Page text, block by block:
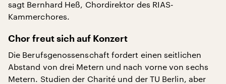
sagt Bernhard Heß, Chordirektor des RIAS-
Kammerchores.
Chor freut sich auf Konzert
Die Berufsgenossenschaft fordert einen seitlichen
Abstand von drei Metern und nach vorne von sechs
Metern. Studien der Charité und der TU Berlin, aber